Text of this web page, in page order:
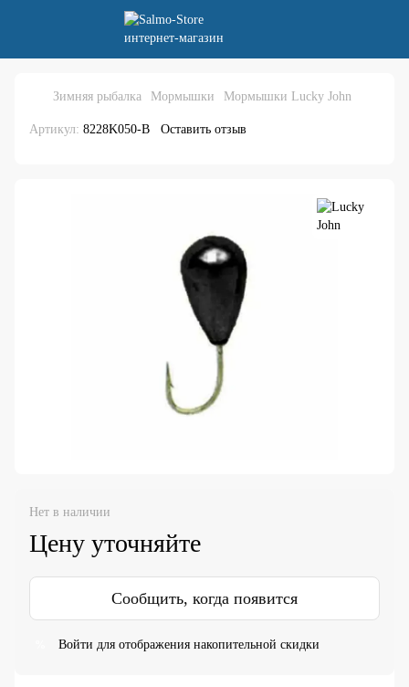
Зимняя рыбалка Мормышки Мормышки Lucky John
Артикул: 8228K050-B Оставить отзыв
Нет в наличии
Цену уточняйте
Сообщить, когда появится
Войти для отображения накопительной скидки